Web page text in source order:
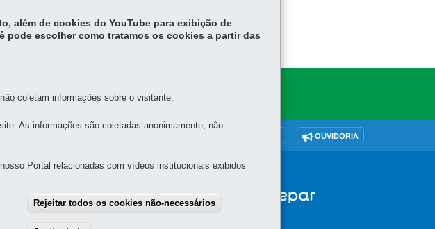
OUVIDORIA
além de cookies do YouTube para exibição de
pode escolher como tratamos os cookies a partir das
coletam informações sobre o visitante.
As informações são coletadas anonimamente, não
Portal relacionadas com vídeos institucionais exibidos
Rejeitar todos os cookies não-necessários